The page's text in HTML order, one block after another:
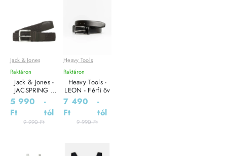
Leárazás
Jack & Jones
Raktáron
Jack & Jones -
JACSPRING /
Brown - Férfi öv
5 990
Ft
-
tól
9 990 Ft
Leárazás
Heavy Tools
Raktáron
Heavy Tools -
LEON - Férfi öv
7 490
Ft
-
tól
9 990 Ft